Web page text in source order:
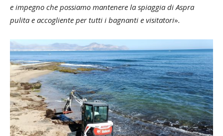
e impegno che possiamo mantenere la spiaggia di Aspra
pulita e accogliente per tutti i bagnanti e visitatori».